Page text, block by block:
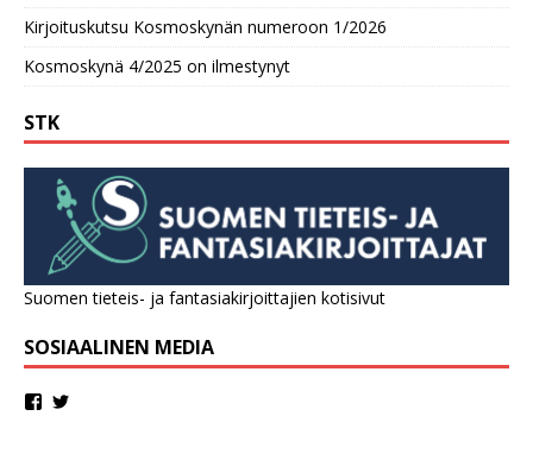
Kirjoituskutsu Kosmoskynän numeroon 1/2026
Kosmoskynä 4/2025 on ilmestynyt
STK
Suomen tieteis- ja fantasiakirjoittajien kotisivut
SOSIAALINEN MEDIA